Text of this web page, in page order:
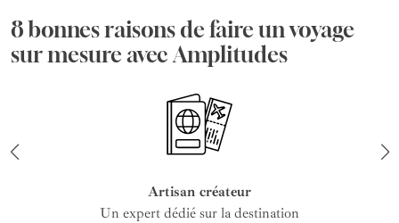
8 bonnes raisons de faire un voyage
sur mesure avec Amplitudes
Artisan créateur
Un expert dédié sur la destination